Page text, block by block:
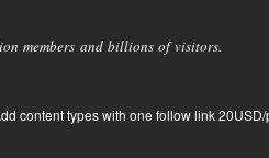
members and billions of visitors.
content types with one follow link